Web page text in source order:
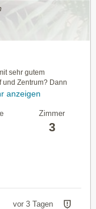
sehr gutem
Zentrum? Dann
anzeigen
Zimmer
3
vor 3 Tagen